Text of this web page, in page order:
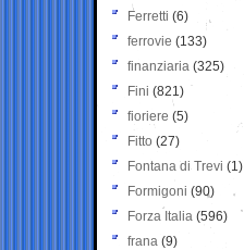
Ferretti (6)
ferrovie (133)
finanziaria (325)
Fini (821)
fioriere (5)
Fitto (27)
Fontana di Trevi (1)
Formigoni (90)
Forza Italia (596)
frana (9)